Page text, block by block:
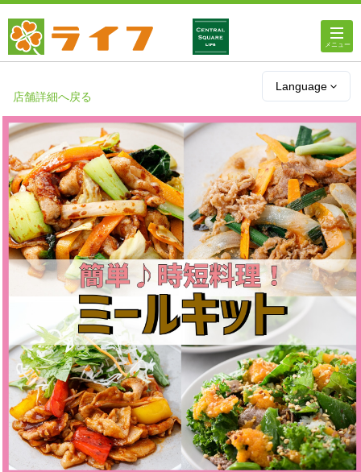
Language
店舗・チラシ情報
ライフのオンラインストア
ライフネットスーパー
企業情報
IR情報
採用情報
お問い合わせ
Contact us in English
店舗詳細へ戻る